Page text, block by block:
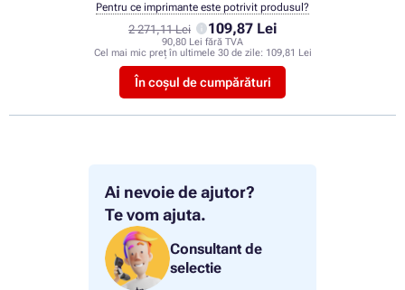
Ai nevoie de ajutor?
Te vom ajuta.
Consultant de
selectie
2 271,11 Lei 109,87 Lei
90,80 Lei fără TVA
Cel mai mic preț în ultimele 30 de zile: 109,81 Lei
În coșul de cumpărături
Pentru ce imprimante este potrivit produsul?